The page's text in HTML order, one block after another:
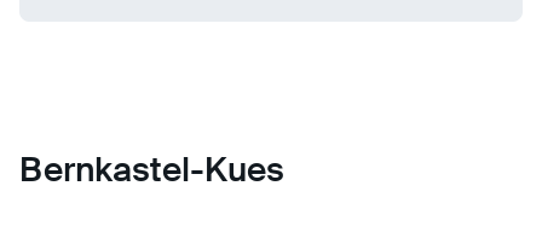
Bernkastel-Kues